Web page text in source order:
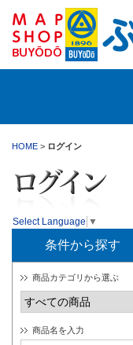
HOME > ログイン
Select Language ▼
条件から探す
商品カテゴリから選ぶ
商品名を入力